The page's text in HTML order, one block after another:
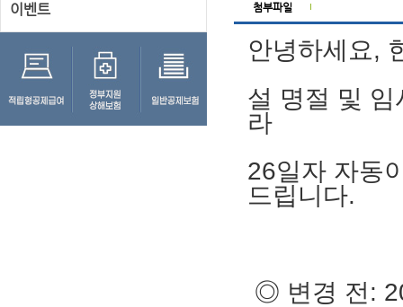
이벤트 첨부파일
안녕하세요,
설 명절 및
라
26일자 자동
드립니다.
◎ 변경 전: